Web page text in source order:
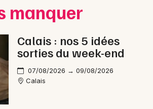
Pas-de-Calais
le Pas-de-Calais
manquer
Calais : nos 5 idées
sorties du week-end
07/08/2026 → 09/08/2026
Calais